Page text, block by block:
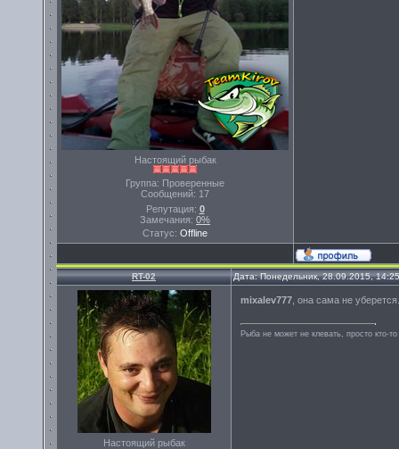
Настоящий рыбак
Группа: Проверенные
Сообщений: 17
Репутация: 0
Замечания: 0%
Статус: Offline
RT-02 Дата: Понедельник, 28.09.2015,
Настоящий рыбак
mixalev777 , она сама не уберется.
Рыба не может не клевать, просто кто-